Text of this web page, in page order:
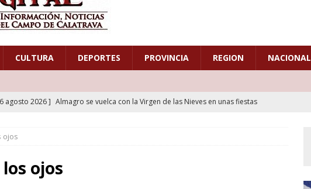
CULTURA DEPORTES PROVINCIA REGION NACIONAL
agosto 2026 ] Almagro se vuelca con la Virgen de las Nieves en unas fiestas
agosto 2026 ]
aficionados al ciclismo con un recorrido por seis municipios del Campo de Calatrava
ojos
ojos